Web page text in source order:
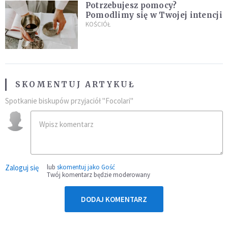
Potrzebujesz pomocy?
Pomodlimy się w Twojej intencji
KOŚCIÓŁ
SKOMENTUJ ARTYKUŁ
Spotkanie biskupów przyjaciół "Focolari"
Zaloguj się lub skomentuj jako Gość
Twój komentarz będzie moderowany
DODAJ KOMENTARZ